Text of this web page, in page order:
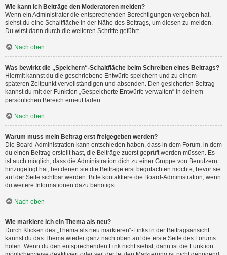
Wie kann ich Beiträge den Moderatoren melden?
Wenn ein Administrator die entsprechenden Berechtigungen vergeben hat,
siehst du eine Schaltfläche in der Nähe des Beitrags, um diesen zu melden.
Du wirst dann durch die weiteren Schritte geführt.
Nach oben
Was bewirkt die „Speichern“-Schaltfläche beim Schreiben eines Beitrags?
Hiermit kannst du die geschriebene Entwürfe speichern und zu einem
späteren Zeitpunkt vervollständigen und absenden. Den gesicherten Beitrag
kannst du mit der Funktion „Gespeicherte Entwürfe verwalten“ in deinem
persönlichen Bereich erneut laden.
Nach oben
Warum muss mein Beitrag erst freigegeben werden?
Die Board-Administration kann entschieden haben, dass in dem Forum, in dem
du einen Beitrag erstellt hast, die Beiträge zuerst geprüft werden müssen. Es
ist auch möglich, dass die Administration dich zu einer Gruppe von Benutzern
hinzugefügt hat, bei denen sie die Beiträge erst begutachten möchte, bevor sie
auf der Seite sichtbar werden. Bitte kontaktiere die Board-Administration, wenn
du weitere Informationen dazu benötigst.
Nach oben
Wie markiere ich ein Thema als neu?
Durch Klicken des „Thema als neu markieren“-Links in der Beitragsansicht
kannst du das Thema wieder ganz nach oben auf die erste Seite des Forums
holen. Wenn du den entsprechenden Link nicht siehst, dann ist die Funktion